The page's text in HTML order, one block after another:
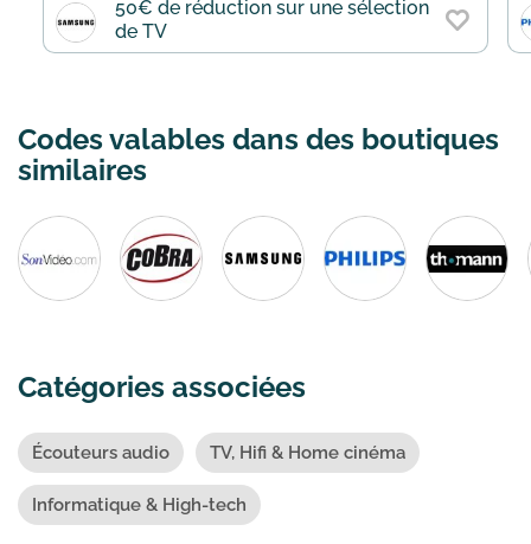
50€ de réduction sur une sélection
de TV
Codes valables dans des boutiques
similaires
Catégories associées
Écouteurs audio TV, Hifi & Home cinéma
Informatique & High-tech